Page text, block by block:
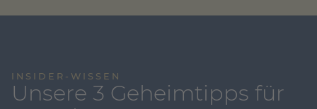
INSIDER-WISSEN
Unsere 3 Geheimtipps für